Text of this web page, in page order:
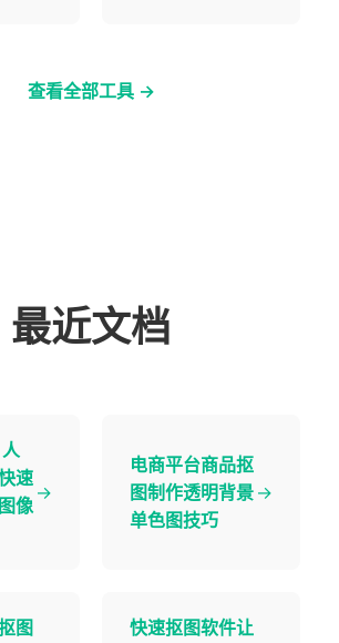
查看全部工具 →
最近文档
速
像
→
电商平台商品抠
图制作透明背景
单色图技巧
→
图
快速抠图软件让